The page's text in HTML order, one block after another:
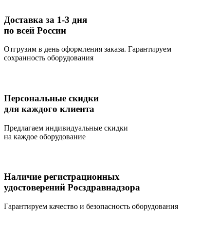
Доставка за 1-3 дня
по всей России
Отгрузим в день оформления заказа. Гарантируем
сохранность оборудования
Персональные скидки
для каждого клиента
Предлагаем индивидуальные скидки
на каждое оборудование
Наличие регистрационных
удостоверений Росздравнадзора
Гарантируем качество и безопасность оборудования